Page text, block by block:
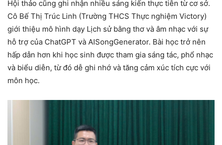
Hội thảo cũng ghi nhận nhiều sáng kiến thực tiễn từ cơ sở.
Cô Bế Thị Trúc Linh (Trường THCS Thực nghiệm Victory)
giới thiệu mô hình dạy Lịch sử bằng thơ và âm nhạc với sự
hỗ trợ của ChatGPT và AISongGenerator. Bài học trở nên
hấp dẫn hơn khi học sinh được tham gia sáng tác, phổ nhạc
và biểu diễn, từ đó dễ ghi nhớ và tăng cảm xúc tích cực với
môn học.